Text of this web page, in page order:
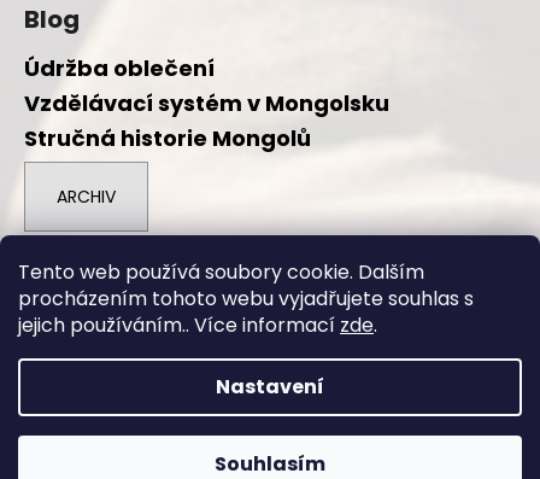
Tento web používá soubory cookie. Dalším
procházením tohoto webu vyjadřujete souhlas s
jejich používáním.. Více informací zde.
Nastavení
Souhlasím
Blog
Údržba oblečení
Vzdělávací systém v Mongolsku
Stručná historie Mongolů
ARCHIV
Přijímáme online platby
Duuree.cz. Všechna práva vyhrazena.